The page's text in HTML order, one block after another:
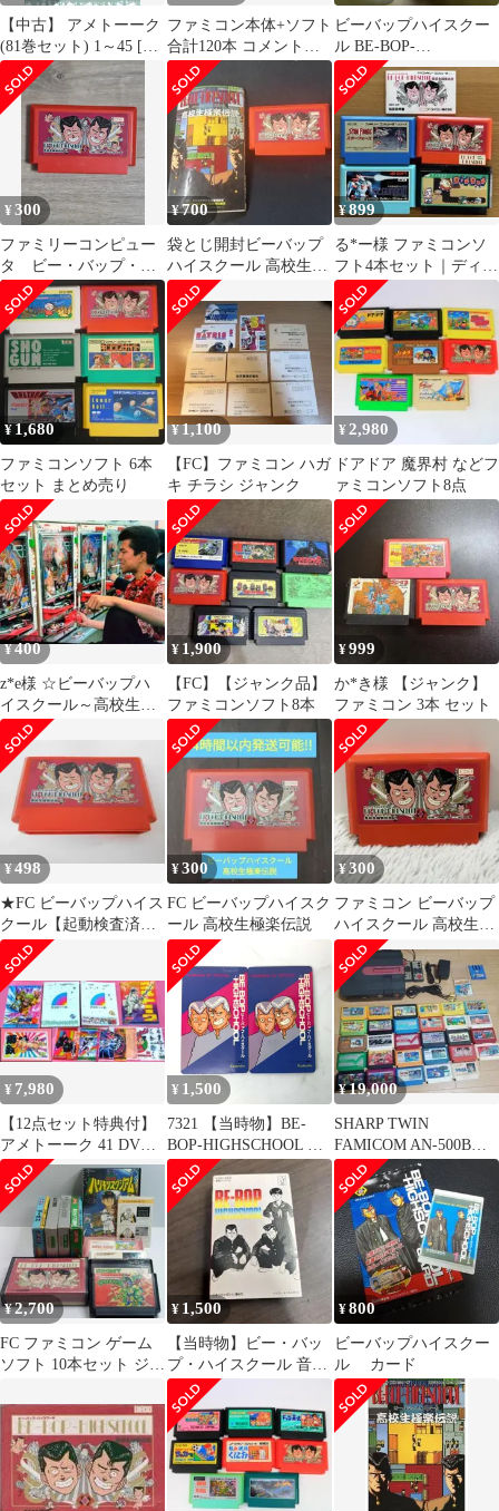
【中古】 アメトーーク
(81巻セット) 1～45 [レ
ンタル落ち] [DVD]
ファミコン本体+ソフト
合計120本 コメント欄
にも記載あり
ビーバップハイスクー
ル BE-BOP-
HIGHSCHOOL 高校生
極楽伝説
¥300
ファミリーコンピュー
タ ビー・バップ・ハ
イスクール 高校生極楽
伝説
¥700
袋とじ開封ビーバップ
ハイスクール 高校生極
楽伝説 ☆ 攻略本 プラ
スカセット
¥899
る*ー様 ファミコンソ
フト4本セット｜ディグ
ダグ ビーバップハイス
クールほか｜動
¥1,680
ファミコンソフト 6本
セット まとめ売り
¥1,100
【FC】ファミコン ハガ
キ チラシ ジャンク
¥2,980
ドアドア 魔界村 などフ
ァミコンソフト8点
¥400
z*e様 ☆ビーバップハ
イスクール～高校生極
楽伝説～
¥ 1,900
【FC】【ジャンク品】
ファミコンソフト8本
¥999
か*き様 【ジャンク】
ファミコン 3本 セット
¥498
★FC ビーバップハイス
クール【起動検査済
み】ファミコン
¥300
FC ビーバップハイスク
ール 高校生極楽伝説
¥300
ファミコン ビーバップ
ハイスクール 高校生極
楽伝説
¥ 7,980
【12点セット特典付】
アメトーーク 41 DVD
ガンダム芸人 ジョジョ
芸人
¥ 1,500
7321 【当時物】BE-
BOP-HIGHSCHOOL ビ
ー・バップ・ハイスク
ール アドレス帳 2個セ
ット 講談社 ヤングマガ
ジン グッズ
¥19,000
SHARP TWIN
FAMICOM AN-500B
SHARP ツインファミ
¥2,700
FC ファミコン ゲーム
ソフト 10本セット ジャ
USA他
¥ 1,500
【当時物】ビー・バッ
プ・ハイスクール 音楽
集 カセットテープ
K28H-4331
¥800
ビーバップハイスクー
ル カード